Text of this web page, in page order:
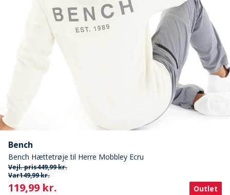
Bench
Bench Hættetrøje til Herre Mobbley Ecru
Vejl. pris449,99 kr.
Var149,99 kr.
Current
119,99 kr. Outlet